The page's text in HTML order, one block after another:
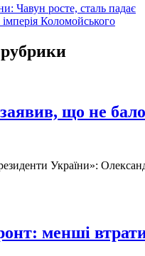
Чавун росте, сталь падає
Коломойського
рубрики
що не
України»:
менші